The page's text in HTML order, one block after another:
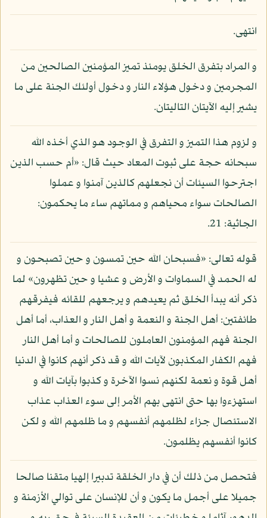
انتهى.
و المراد بتفرق الخلق يومئذ تميز المؤمنين الصالحين من
المجرمين و دخول هؤلاء النار و دخول أولئك الجنة على ما
يشير إليه الآيتان التاليتان.
و لزوم هذا التميز و التفرق في الوجود هو الذي أخذه الله
سبحانه حجة على ثبوت المعاد حيث قال: «أم حسب الذين
اجترحوا السيئات أن نجعلهم كالذين آمنوا و عملوا
الصالحات سواء محياهم و مماتهم ساء ما يحكمون:
الجاثية: 21.
قوله تعالى: «فسبحان الله حين تمسون و حين تصبحون و
له الحمد في السماوات و الأرض و عشيا و حين تظهرون» لما
ذكر أنه يبدأ الخلق ثم يعيدهم و يرجعهم للقائه فيفرقهم
طائفتين: أهل الجنة و النعمة و أهل النار و العذاب، أما أهل
الجنة فهم المؤمنون العاملون للصالحات و أما أهل النار
فهم الكفار المكذبون لآيات الله و قد ذكر أنهم كانوا في الدنيا
أهل قوة و نعمة لكنهم نسوا الآخرة و كذبوا بآيات الله و
استهزءوا بها حتى انتهى بهم الأمر إلى سوء العذاب عذاب
الاستئصال جزاء لظلمهم أنفسهم و ما ظلمهم الله و لكن
كانوا أنفسهم يظلمون.
فتحصل من ذلك أن في دار الخلقة تدبيرا إلهيا متقنا صالحا
جميلا على أجمل ما يكون و أن للإنسان على توالي الأزمنة و